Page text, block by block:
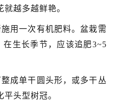
越多越鲜艳。
用一次有机肥料。盆栽需
生长季节，应该追肥3~5
成单干圆头形，或多干丛
头型树冠。